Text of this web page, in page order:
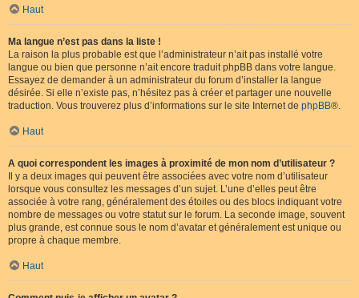
Haut
Ma langue n’est pas dans la liste !
La raison la plus probable est que l’administrateur n’ait pas installé votre
langue ou bien que personne n’ait encore traduit phpBB dans votre langue.
Essayez de demander à un administrateur du forum d’installer la langue
désirée. Si elle n’existe pas, n’hésitez pas à créer et partager une nouvelle
traduction. Vous trouverez plus d’informations sur le site Internet de phpBB®.
Haut
A quoi correspondent les images à proximité de mon nom d’utilisateur ?
Il y a deux images qui peuvent être associées avec votre nom d’utilisateur
lorsque vous consultez les messages d’un sujet. L’une d’elles peut être
associée à votre rang, généralement des étoiles ou des blocs indiquant votre
nombre de messages ou votre statut sur le forum. La seconde image, souvent
plus grande, est connue sous le nom d’avatar et généralement est unique ou
propre à chaque membre.
Haut